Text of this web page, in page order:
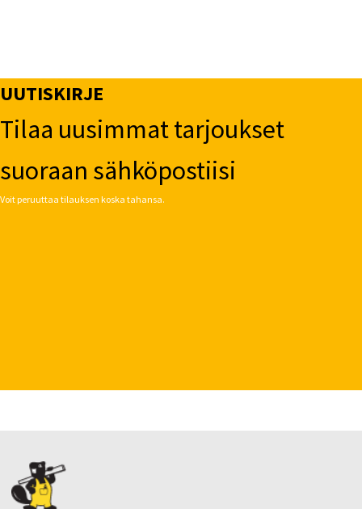
UUTISKIRJE
Tilaa uusimmat tarjoukset
suoraan sähköpostiisi
Voit peruuttaa tilauksen koska tahansa.